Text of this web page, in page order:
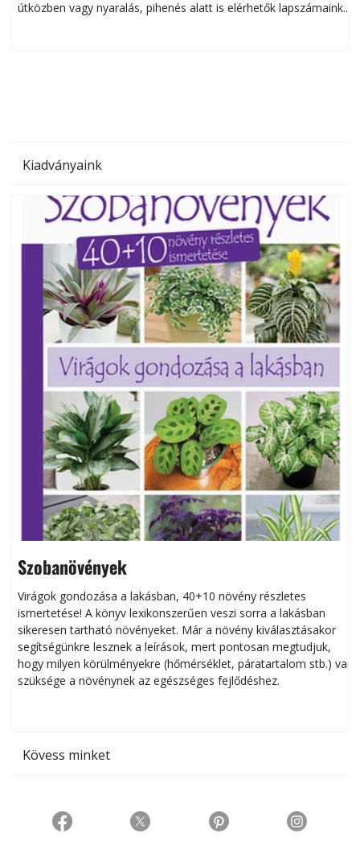
útközben vagy nyaralás, pihenés alatt is elérhetők lapszámaink.
Kiadványaink
Szobanövények
Virágok gondozása a lakásban, 40+10 növény részletes
ismertetése! A könyv lexikonszerűen veszi sorra a lakásban
sikeresen tart­ha­tó növényeket. Már a növény kiválasztásakor
segítségünkre lesznek a leírások, mert pontosan megtudjuk,
hogy milyen körülményekre (hőmérséklet, páratartalom stb.) van
szüksége a növénynek az egészséges fejlődéshez.
Kövess minket